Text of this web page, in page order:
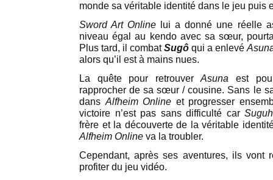
monde sa véritable identité dans le jeu puis
Sword Art Online lui a donné une réelle
niveau égal au kendo avec sa sœur,
Plus tard, il combatSugô qui a enlevé
alors qu’il est à mains nues.
La quête pour retrouverAsuna est
rapprocher de sa sœur / cousine. Sans le
dans Alfheim Online et progresser
victoire n’est pas sans difficulté car
frère et la découverte de la véritable
Alfheim Online va la troubler.
Cependant, après ses aventures, ils vont
profiter du jeu vidéo.